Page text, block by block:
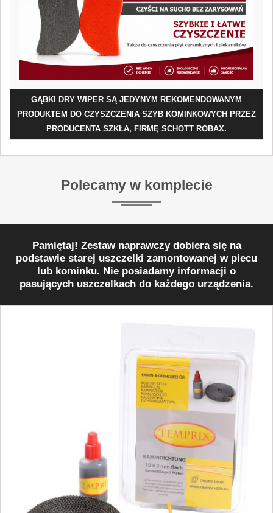
GĄBKI DRY WIPER SĄ JEDYNYM REKOMENDOWANYM
PRODUKTEM DO CZYSZCZENIA SZYB KOMINKOWYCH PRZEZ
PRODUCENTA SZKŁA, FIRMĘ SCHOTT ROBAX.
Polecamy w komplecie
Pamiętaj! Zestaw naprawczy dobiera się na
podstawie starej uszczelki zamontowanej w piecu
lub kominku. Nie posiadamy informacji o
pasujących uszczelkach do każdego urządzenia.